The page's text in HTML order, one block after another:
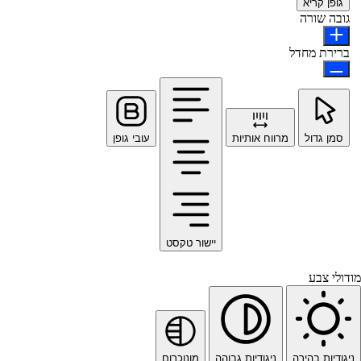
גופן קריא
גובה שורה
ברירת מחדל
סמן גדול מרווח אותיות
יישור טקסט
עובי גופן
מודולי צבע
ניגודיות בהירה ניגודיות גבוהה מונוכרום